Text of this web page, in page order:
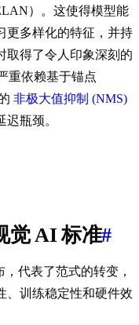
）。这使得模型能
更多样化的特征，并持
取得了令人印象深刻的
重依赖基于锚点
非极大值抑制 (NMS)
瓶颈。
觉 AI 标准#
，代表了范式的转变，
、训练稳定性和硬件效